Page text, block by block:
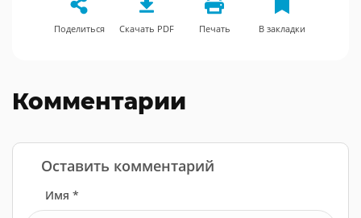
Поделиться Скачать PDF Печать В закладки
Комментарии
Оставить комментарий
Имя *